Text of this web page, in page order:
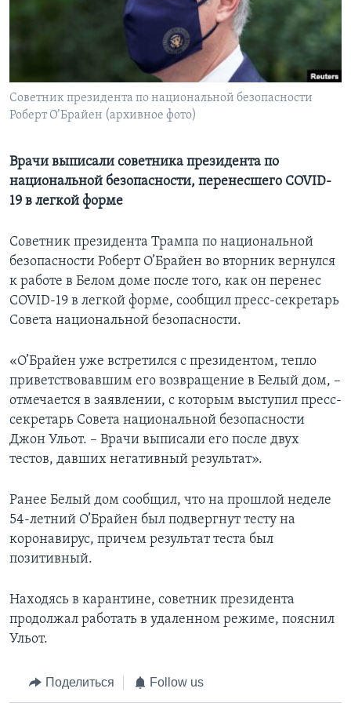
Советник президента по национальной безопасности
Роберт О’Брайен (архивное фото)
Врачи выписали советника президента по
национальной безопасности, перенесшего COVID-
19 в легкой форме
Советник президента Трампа по национальной
безопасности Роберт О’Брайен во вторник вернулся
к работе в Белом доме после того, как он перенес
COVID-19 в легкой форме, сообщил пресс-секретарь
Совета национальной безопасности.
«О’Брайен уже встретился с президентом, тепло
приветствовавшим его возвращение в Белый дом, –
отмечается в заявлении, с которым выступил пресс-
секретарь Совета национальной безопасности
Джон Ульот. – Врачи выписали его после двух
тестов, давших негативный результат».
Ранее Белый дом сообщил, что на прошлой неделе
54-летний О’Брайен был подвергнут тесту на
коронавирус, причем результат теста был
позитивный.
Находясь в карантине, советник президента
продолжал работать в удаленном режиме, пояснил
Ульот.
Поделиться Follow us